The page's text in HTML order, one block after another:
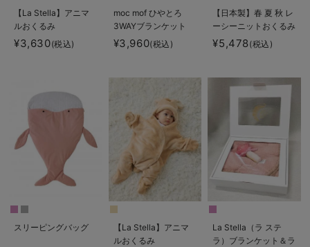
【La Stella】アニマ
ルおくるみ
¥3,630(税込)
moc mof ひやとろ
3WAYブランケット
¥3,960(税込)
【日本製】春 夏 秋 レ
ーシーニットおくるみ
¥5,478(税込)
スリーピングバッグ
【La Stella】アニマ
ルおくるみ
La Stella（ラ ステ
ラ）ブランケット＆ラ